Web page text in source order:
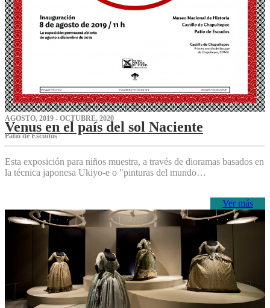
AGOSTO, 2019 - OCTUBRE, 2020
Venus en el país del sol Naciente
P‌atio de Escudos
Esta exposición para niños muestra, a través de dioramas basados en
la técnica japonesa Ukiyo-e o "pinturas del mundo…
Ver más